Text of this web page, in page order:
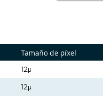
Tamaño de píxel
12μ
12μ